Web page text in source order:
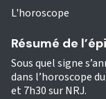
L'horoscope
Résumé de
Sous quel signe
dans l’horoscope
et 7h30 sur NRJ.